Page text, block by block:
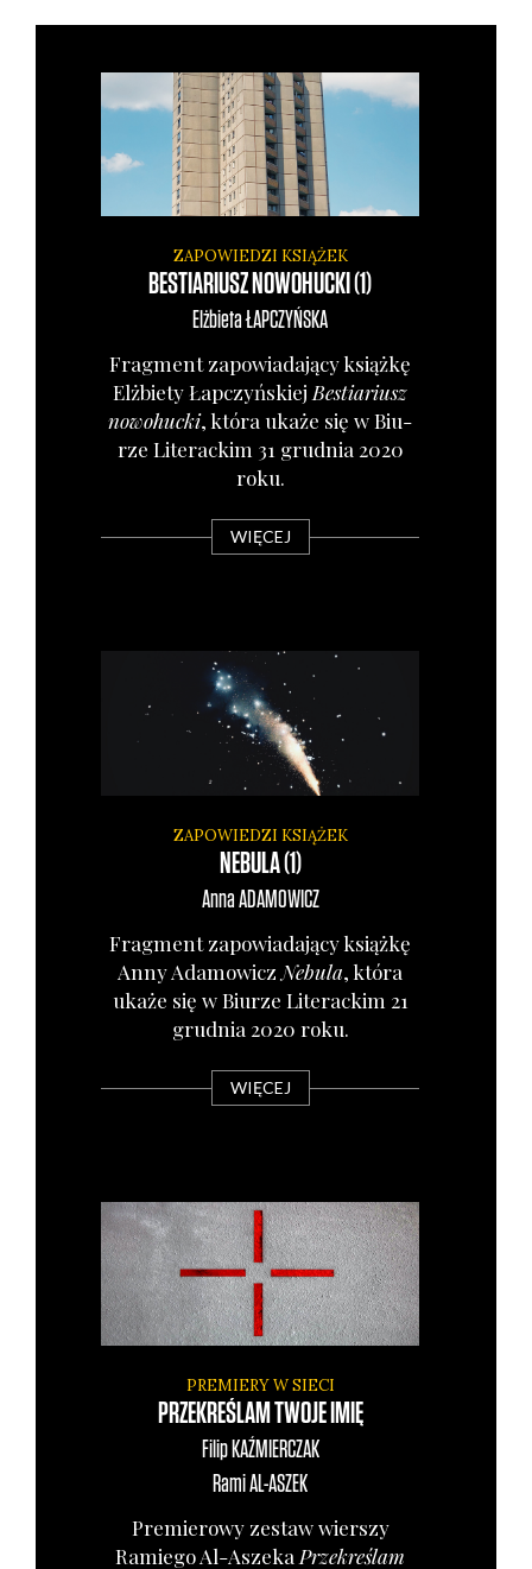
ZAPOWIEDZI KSIĄŻEK
BESTIARIUSZ NOWOHUCKI (1)
ElżbietaŁAPCZYŃSKA
Frag­ment zapo­wia­da­ją­cy książ­kę
Elż­bie­ty Łap­czyń­skiej Bestia­riusz
nowo­huc­ki, któ­ra uka­że się w Biu­
rze Lite­rac­kim 31 grud­nia 2020
roku.
WIĘCEJ
ZAPOWIEDZI KSIĄŻEK
NEBULA (1)
AnnaADAMOWICZ
Frag­ment zapo­wia­da­ją­cy książ­kę
Anny Ada­mo­wicz Nebu­la, któ­ra
uka­że się w Biu­rze Lite­rac­kim 21
grud­nia 2020 roku.
WIĘCEJ
PREMIERY W SIECI
PRZEKREŚLAM TWOJE IMIĘ
Filip KAŹMIERCZAK
RamiAL-ASZEK
Pre­mie­ro­wy zestaw wier­szy
Ramie­go Al-Asze­ka Prze­kre­ślam